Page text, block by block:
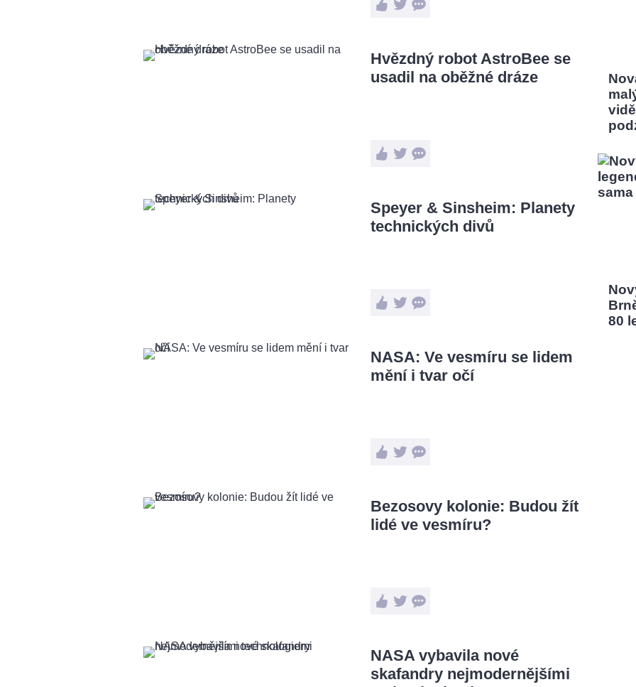
Hvězdný robot AstroBee se
usadil na oběžné dráze
Speyer & Sinsheim: Planety
technických divů
NASA: Ve vesmíru se lidem
mění i tvar očí
Bezosovy kolonie: Budou žít
lidé ve vesmíru?
NASA vybavila nové
skafandry nejmodernějšími
80